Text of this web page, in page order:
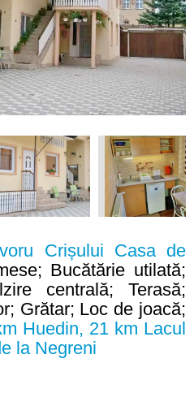
Crișului Casa de
Bucătărie utilată;
centrală; Terasă;
Grătar; Loc de joacă;
Huedin, 21 km Lacul
la Negreni